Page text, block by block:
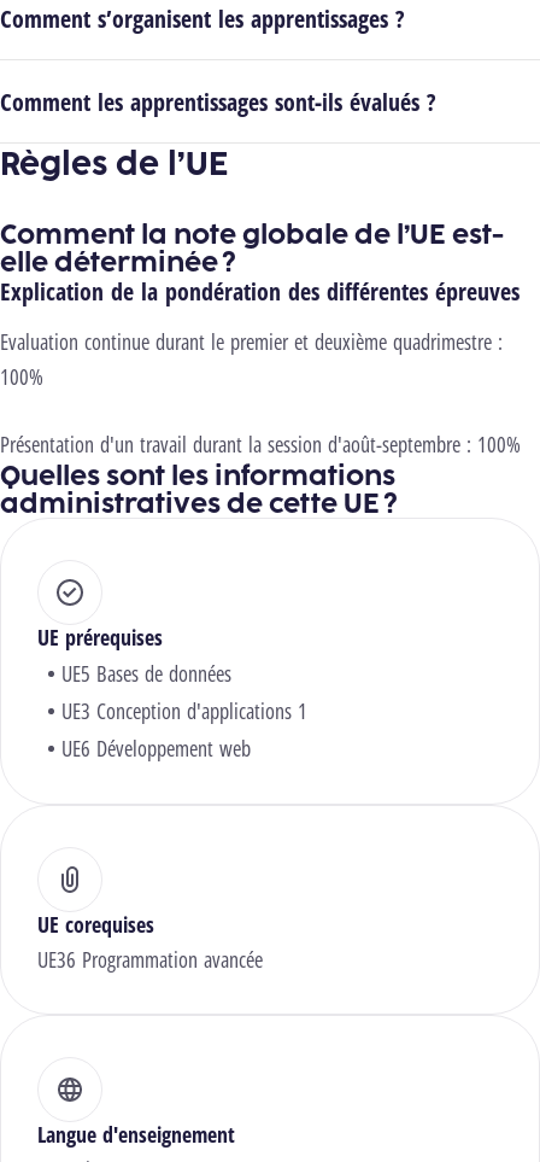
Comment s’organisent les apprentissages ?
Comment les apprentissages sont-ils évalués ?
Règles de l’UE
Comment la note globale de l’UE est-
elle déterminée ?
Explication de la pondération des différentes épreuves
Evaluation continue durant le premier et deuxième quadrimestre :
100%
Présentation d'un travail durant la session d'août-septembre : 100%
Quelles sont les informations
administratives de cette UE ?
UE prérequises
UE5 Bases de données
UE3 Conception d'applications 1
UE6 Développement web
UE corequises
UE36 Programmation avancée
Langue d'enseignement